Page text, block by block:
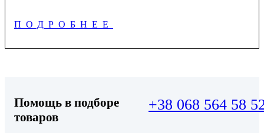
ПОДРОБНЕЕ
Помощь в подборе
товаров
+38 068 564 58